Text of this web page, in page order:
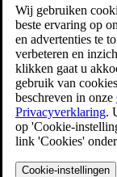
XC60